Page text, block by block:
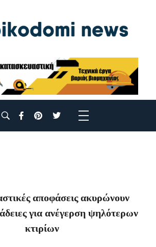
αποφάσεις ακυρώνουν
για ανέγερση ψηλότερων
κτιρίων